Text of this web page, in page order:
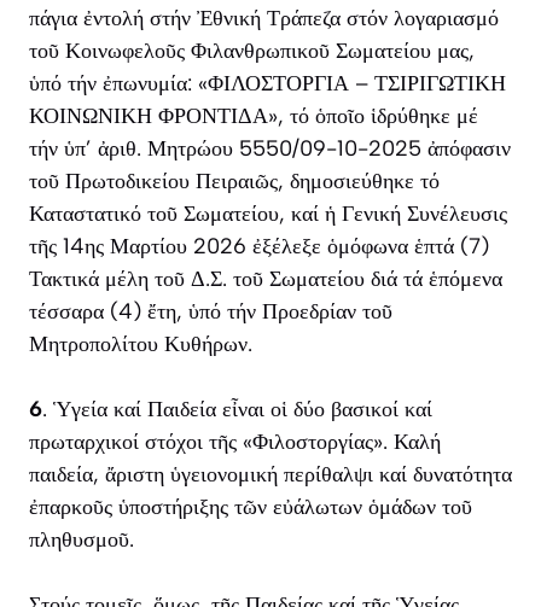
πάγια ἐντολή στήν Ἐθνική Τράπεζα στόν λογαριασμό
τοῦ Κοινωφελοῦς Φιλανθρωπικοῦ Σωματείου μας,
ὑπό τήν ἐπωνυμία: «ΦΙΛΟΣΤΟΡΓΙΑ – ΤΣΙΡΙΓΩΤΙΚΗ
ΚΟΙΝΩΝΙΚΗ ΦΡΟΝΤΙΔΑ», τό ὁποῖο ἱδρύθηκε μέ
τήν ὑπ’ ἀριθ. Μητρώου 5550/09-10-2025 ἀπόφασιν
τοῦ Πρωτοδικείου Πειραιῶς, δημοσιεύθηκε τό
Καταστατικό τοῦ Σωματείου, καί ἡ Γενική Συνέλευσις
τῆς 14ης Μαρτίου 2026 ἐξέλεξε ὁμόφωνα ἑπτά (7)
Τακτικά μέλη τοῦ Δ.Σ. τοῦ Σωματείου διά τά ἑπόμενα
τέσσαρα (4) ἔτη, ὑπό τήν Προεδρίαν τοῦ
Μητροπολίτου Κυθήρων.
6. Ὑγεία καί Παιδεία εἶναι οἱ δύο βασικοί καί
πρωταρχικοί στόχοι τῆς «Φιλοστοργίας». Καλή
παιδεία, ἄριστη ὑγειονομική περίθαλψι καί δυνατότητα
ἐπαρκοῦς ὑποστήριξης τῶν εὐάλωτων ὁμάδων τοῦ
πληθυσμοῦ.